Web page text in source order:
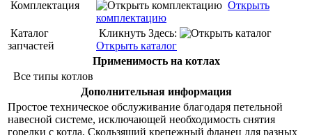
Комплектация
Открыть
комплектацию
Каталог
запчастей
Кликнуть Здесь:
Открыть каталог
Применимость на котлах
Все типы котлов
Дополнительная информация
Простое техническое обслуживание благодаря петельной
навесной системе, исключающей необходимость снятия
горелки с котла, Скользящий крепежный фланец для разных